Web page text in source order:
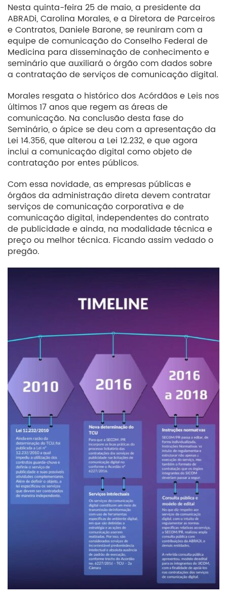
Nesta quinta-feira 25 de maio, a presidente da
ABRADi, Carolina Morales, e a Diretora de Parceiros
e Contratos, Daniele Barone, se reuniram com a
equipe de comunicação do Conselho Federal de
Medicina para disseminação de conhecimento e
seminário que auxiliará o órgão com dados sobre
a contratação de serviços de comunicação digital.
Morales resgata o histórico dos Acórdãos e Leis nos
últimos 17 anos que regem as áreas de
comunicação. Na conclusão desta fase do
Seminário, o ápice se deu com a apresentação da
Lei 14.356, que alterou a Lei 12.232, e que agora
inclui a comunicação digital como objeto de
contratação por entes públicos.
Com essa novidade, as empresas públicas e
órgãos da administração direta devem contratar
serviços de comunicação corporativa e de
comunicação digital, independentes do contrato
de publicidade e ainda, na modalidade técnica e
preço ou melhor técnica. Ficando assim vedado o
pregão.